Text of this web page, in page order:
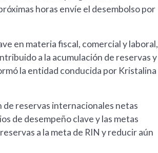
horas envíe el desembolso por
en materia fiscal, comercial y laboral,
a la acumulación de reservas y
la entidad conducida por Kristalina
de reservas internacionales netas
de desempeño clave y las metas
a la meta de RIN y reducir aún